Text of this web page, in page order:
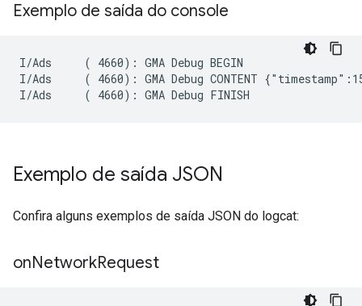
Exemplo de saída do console
I/Ads     ( 4660): GMA Debug BEGIN
I/Ads     ( 4660): GMA Debug CONTENT
Exemplo de saída JSON
Confira alguns exemplos de saída JSON do logcat:
onNetworkRequest